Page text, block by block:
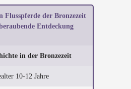
Flusspferde der Bronzezeit
Entdeckung
in der Bronzezeit
10-12 Jahre